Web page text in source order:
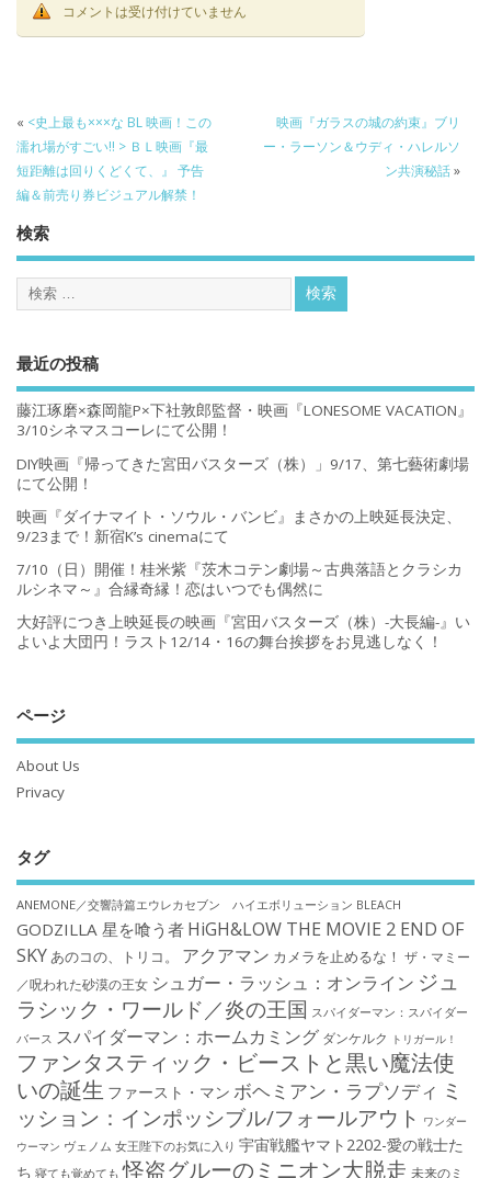
コメントは受け付けていません
« <史上最も×××な BL 映画！この
濡れ場がすごい‼ > ＢＬ映画『最
短距離は回りくどくて、』 予告
編＆前売り券ビジュアル解禁！
映画『ガラスの城の約束』ブリ
ー・ラーソン＆ウディ・ハレルソ
ン共演秘話»
検索
最近の投稿
藤江琢磨×森岡龍P×下社敦郎監督・映画『LONESOME VACATION』
3/10シネマスコーレにて公開！
DIY映画『帰ってきた宮田バスターズ（株）」9/17、第七藝術劇場
にて公開！
映画『ダイナマイト・ソウル・バンビ』まさかの上映延長決定、
9/23まで！新宿K’s cinemaにて
7/10（日）開催！桂米紫『茨木コテン劇場～古典落語とクラシカ
ルシネマ～』合縁奇縁！恋はいつでも偶然に
大好評につき上映延長の映画『宮田バスターズ（株）-大長編-』い
よいよ大団円！ラスト12/14・16の舞台挨拶をお見逃しなく！
ページ
About Us
Privacy
タグ
ANEMONE／交響詩篇エウレカセブン ハイエボリューション BLEACH
GODZILLA 星を喰う者 HiGH&LOW THE MOVIE 2 END OF
SKYあのコの、トリコ。 アクアマン カメラを止めるな！ ザ・マミー
／呪われた砂漠の王女 シュガー・ラッシュ：オンライン ジュ
ラシック・ワールド／炎の王国 スパイダーマン：スパイダー
バース スパイダーマン：ホームカミング ダンケルク トリガール！
ファンタスティック・ビーストと黒い魔法使
いの誕生 ファースト・マン ボヘミアン・ラプソディ ミ
ッション：インポッシブル/フォールアウト ワンダー
ウーマン ヴェノム 女王陛下のお気に入り 宇宙戦艦ヤマト2202-愛の戦士た
ち 寝ても覚めても 怪盗グルーのミニオン大脱走 未来のミ